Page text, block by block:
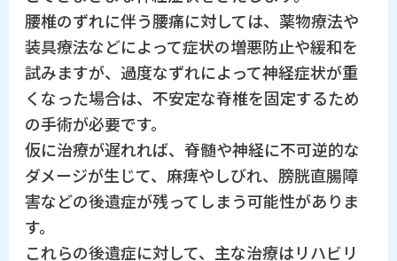
腰椎のずれに伴う腰痛に対しては、薬物療法や
装具療法などによって症状の増悪防止や緩和を
試みますが、過度なずれによって神経症状が重
くなった場合は、不安定な脊椎を固定するため
の手術が必要です。
仮に治療が遅れれば、脊髄や神経に不可逆的な
ダメージが生じて、麻痺やしびれ、膀胱直腸障
害などの後遺症が残ってしまう可能性がありま
す。
これらの後遺症に対して、主な治療はリハビリ